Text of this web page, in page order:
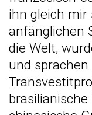
ihn gleich mir
anfänglichen
die Welt,
und